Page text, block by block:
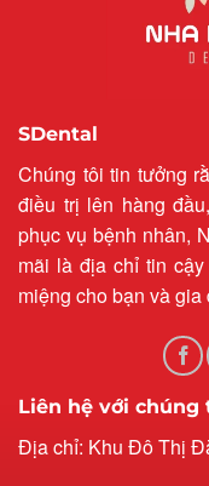
SDental
Chúng tôi tin tưởng
điều trị lên hàng
phục vụ bệnh nhân,
mãi là địa chỉ tin
miệng cho bạn và gia
Liên hệ với chúng
Địa chỉ: Khu Đô Thị